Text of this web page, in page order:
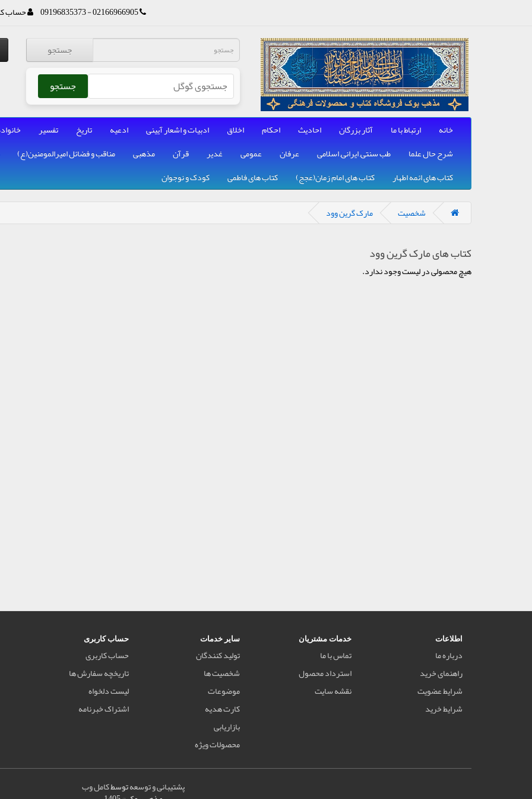
02166966905 - 09196835373 حساب
جستجو
جستجو
خانه ارتباط با ما آثار بزرگان احادیث احکام اخلاق ادبیات و اشعار آیینی ادعیه تاریخ تفسیر
شرح حال علما
طب سنتی, ایرانی, اسلامی عرفان عمومی غدیر قرآن مذهبی مناقب و فضائل امیرالمومنین(ع)
کتاب های ائمه اطهار
کتاب های امام زمان(عجج) کتاب های فاطمی کودک و نوجوان
شخصیت مارک گرین وود
کتاب های مارک گرین وود
هیچ محصولی در لیست وجود ندارد.
اطلاعات
درباره ما
راهنمای خرید
شرایط عضویت
شرایط خرید
خدمات مشتریان
تماس با ما
استرداد محصول
نقشه سایت
سایر خدمات
تولید کنندگان
شخصیت ها
موضوعات
کارت هدیه
بازاریابی
محصولات ویژه
حساب کاربری
حساب کاربری
تاریخچه سفارش ها
لیست دلخواه
اشتراک خبرنامه
پشتیبانی و توسعهتوسطکامل وب